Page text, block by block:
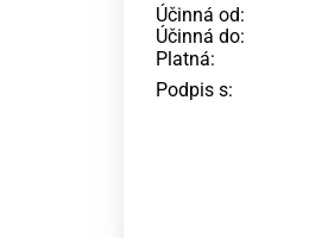
Účinná od:
Účinná do:
Platná:
Podpis s: